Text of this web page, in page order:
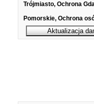
Trójmiasto, Ochrona
Pomorskie, Ochrona